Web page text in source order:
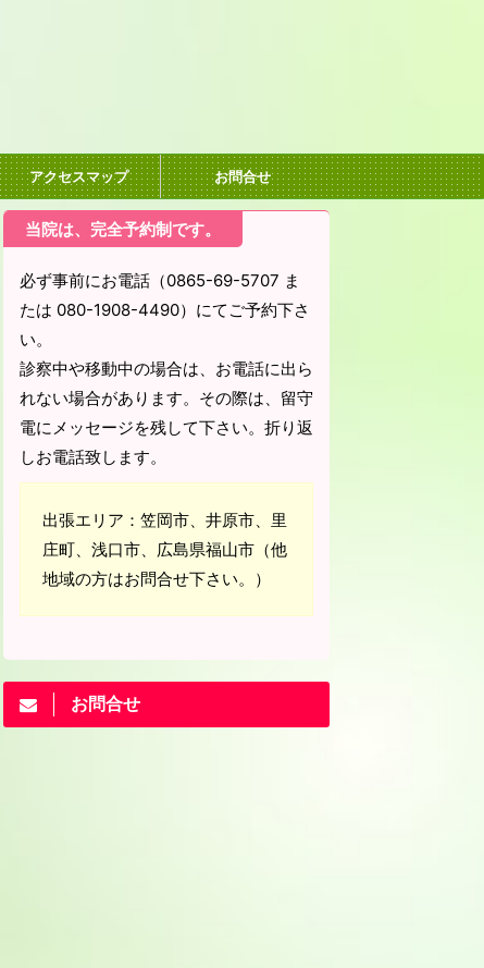
アクセスマップ お問合せ
当院は、完全予約制です。
必ず事前にお電話（0865-69-5707 ま
たは 080-1908-4490）にてご予約下さ
い。
診察中や移動中の場合は、お電話に出ら
れない場合があります。その際は、留守
電にメッセージを残して下さい。折り返
しお電話致します。
出張エリア：笠岡市、井原市、里
庄町、浅口市、広島県福山市（他
地域の方はお問合せ下さい。）
お問合せ